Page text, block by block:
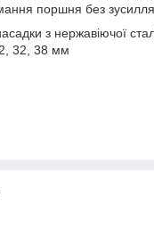
поршня без зусилля
з нержавіючої
32, 38 мм